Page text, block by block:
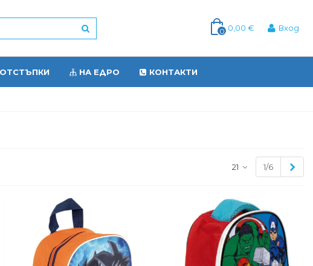
0 0,00 € Вход
ОТСТЪПКИ НА ЕДРО КОНТАКТИ
21 1/6